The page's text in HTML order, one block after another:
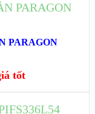
PARAGON
tốt